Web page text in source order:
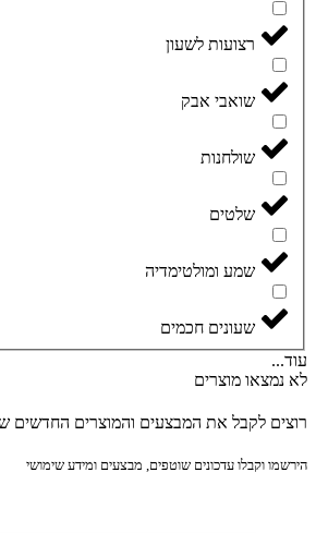
רצועות לשעון
שואבי אבק
שולחנות
שלטים
שמע ומולטימדיה
שעונים חכמים
מוצרים
לקבל את המבצעים והמוצרים החדשים שלנו?
וקבלו עדכונים שוטפים, מבצעים ומידע שימושי